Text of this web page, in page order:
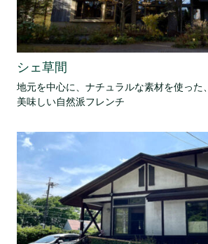
シェ草間
地元を中心に、ナチュラルな素材を使った
美味しい自然派フレンチ